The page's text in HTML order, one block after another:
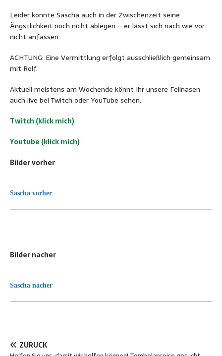
Leider konnte Sascha auch in der Zwischenzeit seine
Ängstlichkeit noch nicht ablegen – er lässt sich nach wie vor
nicht anfassen.
ACHTUNG: Eine Vermittlung erfolgt ausschließlich gemeinsam
mit Rolf.
Aktuell meistens am Wochende könnt Ihr unsere Fellnasen
auch live bei Twitch oder YouTube sehen.
Twitch (klick mich)
Youtube (klick mich)
Bilder vorher
Sascha vorher
Bilder nacher
Sascha nacher
ZURÜCK